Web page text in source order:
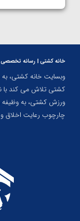
خانه کشتی | رسانه
وبسایت خانه کشتی،
کشتی تلاش می کند با
ورزش کشتی، به وظیفه
چارچوب رعایت اخلاق